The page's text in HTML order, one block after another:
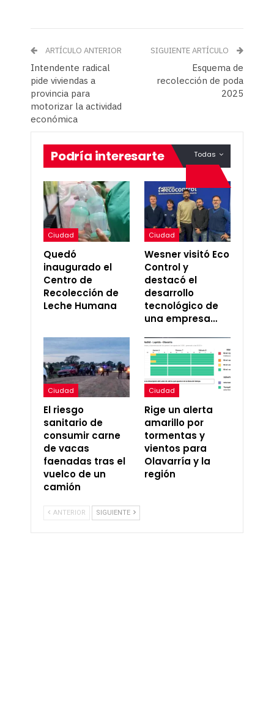
ARTÍCULO ANTERIOR
Intendente radical
pide viviendas a
provincia para
motorizar la actividad
económica
SIGUIENTE ARTÍCULO
Esquema de
recolección de poda
2025
Todas
Podría interesarte
Ciudad
Quedó
inaugurado el
Centro de
Recolección de
Leche Humana
Ciudad
Wesner visitó Eco
Control y
destacó el
desarrollo
tecnológico de
una empresa…
Ciudad
El riesgo
sanitario de
consumir carne
de vacas
faenadas tras el
vuelco de un
camión
Ciudad
Rige un alerta
amarillo por
tormentas y
vientos para
Olavarría y la
región
ANTERIOR SIGUIENTE